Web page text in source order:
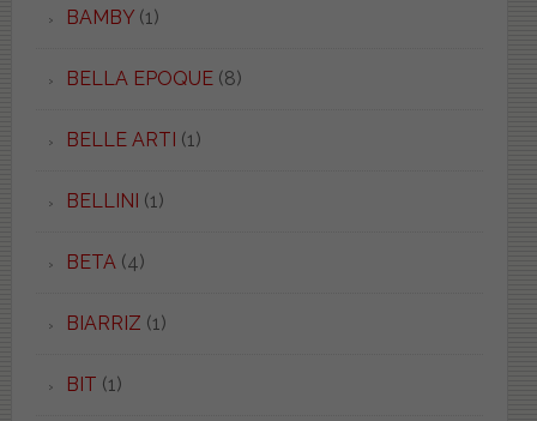
BAMBY(1)
BELLA EPOQUE(8)
BELLE ARTI (1)
BELLINI (1)
BETA (4)
BIARRIZ (1)
BIT (1)